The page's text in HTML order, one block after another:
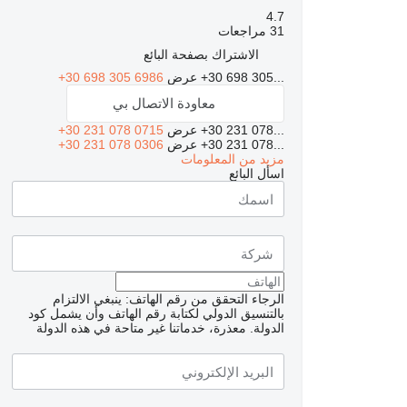
4.7
31 مراجعات
الاشتراك بصفحة البائع
+30 698 305... عرض +30 698 305 6986
معاودة الاتصال بي
+30 231 078... عرض +30 231 078 0715
+30 231 078... عرض +30 231 078 0306
مزيد من المعلومات
اسأل البائع
الرجاء التحقق من رقم الهاتف: ينبغي الالتزام
بالتنسيق الدولي لكتابة رقم الهاتف وأن يشمل كود
الدولة.
معذرة، خدماتنا غير متاحة في هذه الدولة